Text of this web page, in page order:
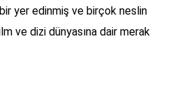
yer edinmiş ve birçok neslin
ve dizi dünyasına dair merak